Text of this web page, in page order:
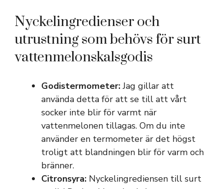
Nyckelingredienser och
utrustning som behövs för surt
vattenmelonskalsgodis
Godistermometer:Jag gillar att
använda detta för att se till att vårt
socker inte blir för varmt när
vattenmelonen tillagas. Om du inte
använder en termometer är det högst
troligt att blandningen blir för varm och
bränner.
Citronsyra: Nyckelingrediensen till surt